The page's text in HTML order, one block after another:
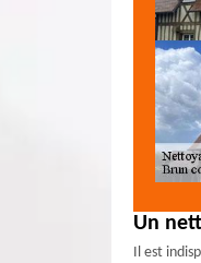
Un
Il est